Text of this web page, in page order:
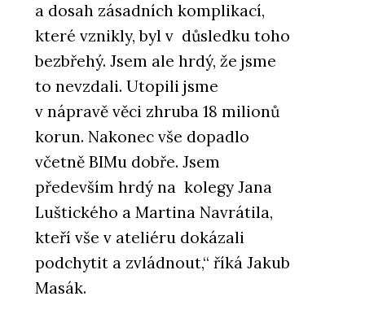
a dosah zásadních komplikací,
které vznikly, byl v důsledku toho
bezbřehý. Jsem ale hrdý, že jsme
to nevzdali. Utopili jsme
v nápravě věci zhruba 18 milionů
korun. Nakonec vše dopadlo
včetně BIMu dobře. Jsem
především hrdý na kolegy Jana
Luštického a Martina Navrátila,
kteří vše v ateliéru dokázali
podchytit a zvládnout,“ říká Jakub
Masák.